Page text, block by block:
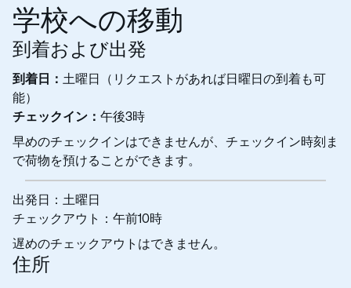
学校への移動
到着および出発
到着日： 土曜日（リクエストがあれば日曜日の到着も可
能）
チェックイン： 午後3時
早めのチェックインはできませんが、チェックイン時刻ま
で荷物を預けることができます。
出発日：土曜日
チェックアウト：午前10時
遅めのチェックアウトはできません。
住所